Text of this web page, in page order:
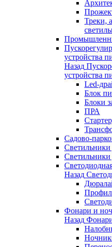
Треки,
устройства
Назад
устройства
Led-
Блок
Блоки
ПРА
Садово-
Светильники
Светильники
Назад
Фонари и
Назад